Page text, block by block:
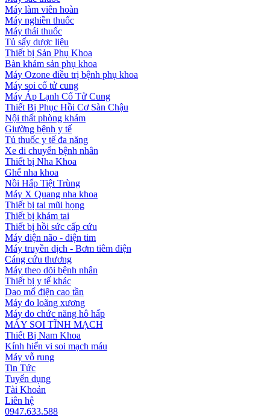
Máy làm viên hoàn
Máy nghiền thuốc
Máy thái thuốc
Tủ sấy dược liệu
Thiết bị Sản Phụ Khoa
Bàn khám sản phụ khoa
Máy Ozone điều trị bệnh phụ khoa
Máy soi cổ tử cung
Máy Áp Lạnh Cổ Tử Cung
Thiết Bị Phục Hồi Cơ Sàn Chậu
Nội thất phòng khám
Giường bệnh y tế
Tủ thuốc y tế đa năng
Xe di chuyển bệnh nhân
Thiết bị Nha Khoa
Ghế nha khoa
Nồi Hấp Tiệt Trùng
Máy X Quang nha khoa
Thiết bị tai mũi họng
Thiết bị khám tai
Thiết bị hồi sức cấp cứu
Máy điện não - điện tim
Máy truyền dịch - Bơm tiêm điện
Cáng cứu thương
Máy theo dõi bệnh nhân
Thiết bị y tế khác
Dao mổ điện cao tần
Máy đo loãng xương
Máy đo chức năng hô hấp
MÁY SOI TĨNH MẠCH
Thiết Bị Nam Khoa
Kính hiển vi soi mạch máu
Máy vỗ rung
Tin Tức
Tuyển dụng
Tài Khoản
Liên hệ
0947.633.588